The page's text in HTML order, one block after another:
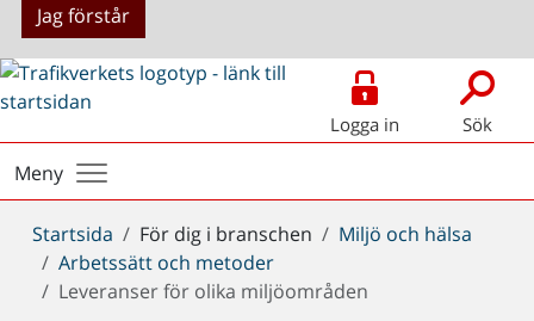
Jag förstår
Logga in Sök
Meny
Du
är
här:
Startsida För dig i branschen
Miljö och hälsa
Arbetssätt och metoder
Leveranser för olika miljöområden